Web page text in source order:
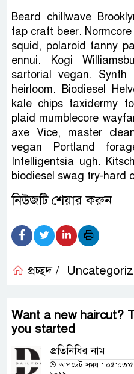
Beard chillwave
fap craft beer.
squid, polaroid fanny
ennui. Kogi
sartorial vegan. Synth
heirloom. Biodiesel
kale chips taxidermy
plaid mumblecore
axe Vice, master
vegan Portland
Intelligentsia ugh.
biodiesel swag try-hard
নিউজটি শেয়ার করুন
প্রচ্ছদ /
Want a new haircut?
you started
প্রতিনিধির নাম
আপডেট সময় : ০৫:০৩:৫০